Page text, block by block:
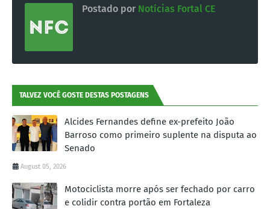
Postado por Notícias Fortal CE
TALVEZ VOCÊ GOSTE DESTAS POSTAGENS
Alcides Fernandes define ex-prefeito João
Barroso como primeiro suplente na disputa ao
Senado
August 05, 2026
Motociclista morre após ser fechado por carro
e colidir contra portão em Fortaleza